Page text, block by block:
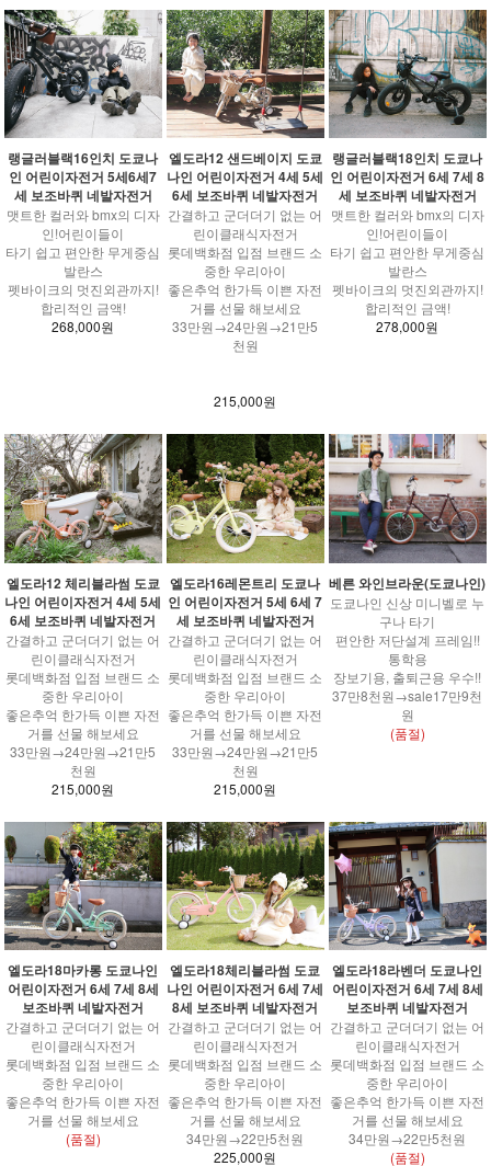
랭글러블랙16인치 도쿄나
인 어린이자전거 5세6세7
세 보조바퀴 네발자전거
맷트한 컬러와 bmx의 디자
인!어린이들이
타기 쉽고 편안한 무게중심
발란스
펫바이크의 멋진외관까지!
합리적인 금액!
268,000원
엘도라12 샌드베이지 도쿄
나인 어린이자전거 4세 5세
6세 보조바퀴 네발자전거
간결하고 군더더기 없는 어
린이클래식자전거
롯데백화점 입점 브랜드 소
중한 우리아이
좋은추억 한가득 이쁜 자전
거를 선물 해보세요
33만원→24만원→21만5
천원
215,000원
랭글러블랙18인치 도쿄나
인 어린이자전거 6세 7세 8
세 보조바퀴 네발자전거
맷트한 컬러와 bmx의 디자
인!어린이들이
타기 쉽고 편안한 무게중심
발란스
펫바이크의 멋진외관까지!
합리적인 금액!
278,000원
엘도라12 체리블라썸 도쿄
나인 어린이자전거 4세 5세
6세 보조바퀴 네발자전거
간결하고 군더더기 없는 어
린이클래식자전거
롯데백화점 입점 브랜드 소
중한 우리아이
좋은추억 한가득 이쁜 자전
거를 선물 해보세요
33만원→24만원→21만5
천원
215,000원
엘도라16레몬트리 도쿄나
인 어린이자전거 5세 6세 7
세 보조바퀴 네발자전거
간결하고 군더더기 없는 어
린이클래식자전거
롯데백화점 입점 브랜드 소
중한 우리아이
좋은추억 한가득 이쁜 자전
거를 선물 해보세요
33만원→24만원→21만5
천원
215,000원
베른 와인브라운(도쿄나인)
도쿄나인 신상 미니벨로 누
구나 타기
편안한 저단설계 프레임!!
통학용
장보기용, 출퇴근용 우수!!
37만8천원→sale17만9천
원
(품절)
엘도라18마카롱 도쿄나인
어린이자전거 6세 7세 8세
보조바퀴 네발자전거
간결하고 군더더기 없는 어
린이클래식자전거
롯데백화점 입점 브랜드 소
중한 우리아이
좋은추억 한가득 이쁜 자전
거를 선물 해보세요
(품절)
엘도라18체리블라썸 도쿄
나인 어린이자전거 6세 7세
8세 보조바퀴 네발자전거
간결하고 군더더기 없는 어
린이클래식자전거
롯데백화점 입점 브랜드 소
중한 우리아이
좋은추억 한가득 이쁜 자전
거를 선물 해보세요
34만원→22만5천원
225,000원
엘도라18라벤더 도쿄나인
어린이자전거 6세 7세 8세
보조바퀴 네발자전거
간결하고 군더더기 없는 어
린이클래식자전거
롯데백화점 입점 브랜드 소
중한 우리아이
좋은추억 한가득 이쁜 자전
거를 선물 해보세요
34만원→22만5천원
(품절)